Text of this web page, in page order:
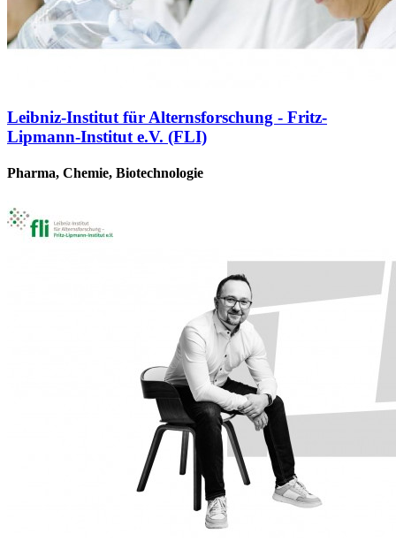
Leibniz-Institut für Alternsforschung - Fritz-
Lipmann-Institut e.V. (FLI)
Pharma, Chemie, Biotechnologie